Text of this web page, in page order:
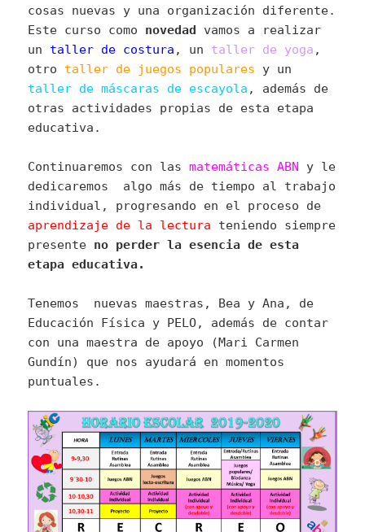
cosas nuevas y una organización diferente.
Este curso como novedad
vamos a realizar
un taller de costura , un taller de yoga ,
otro taller de juegos populares y un
taller de máscaras de escayola , además de
otras actividades propias de esta etapa
educativa.
Continuaremos con lasmatemáticas ABN
y le
dedicaremos algo más de tiempo al trabajo
individual, progresando en el proceso de
aprendizaje de la lectura teniendo siempre
presente no perder la esencia de esta
etapa educativa.
Tenemos nuevas maestras, Bea y Ana, de
Educación Física y PELO, además de contar
con una maestra de apoyo (Mari Carmen
Gundín) que nos ayudará en momentos
puntuales.